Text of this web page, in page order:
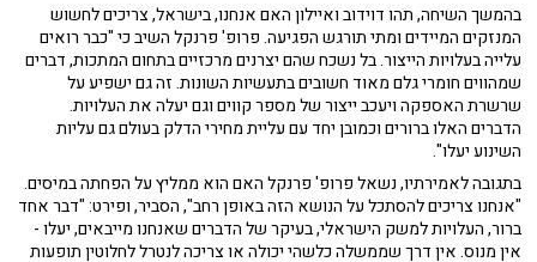
בהמשך השיחה, תהו דוידוב ואיילון האם אנחנו, בישראל, צריכים לחשוש
המנזקים המיידים ומתי תורגש הפגיעה. פרופ' פרנקל השיב כי "כבר רואים
עלייה בעלויות הייצור. בל נשכח שהם יצרנים מרכזיים בתחום המתכות, דברים
שמהווים חומרי גלם מאוד חשובים בתעשיות השונות. זה גם ישפיע על
שרשרת האספקה ויעכב ייצור של מספר קווים וגם יעלה את העלויות.
הדברים האלו ברורים וכמובן יחד עם עליית מחירי הדלק בעולם גם עליות
השינוע יעלו".
בתגובה לאמירתיו, נשאל פרופ' פרנקל האם הוא ממליץ על הפחתה במיסים.
"אנחנו צריכים להסתכל על הנושא הזה באופן רחב", הסביר, ופירט: "דבר אחד
ברור, העלויות למשק הישראלי, בעיקר של הדברים שאנחנו מייבאים, יעלו -
אין מנוס. אין דרך שממשלה כלשהי יכולה או צריכה לנטרל לחלוטין תופעות